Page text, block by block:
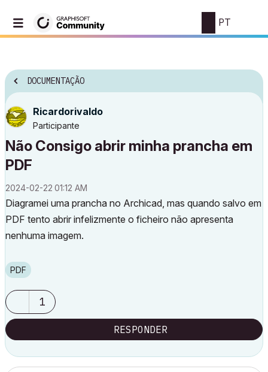
PT
DOCUMENTAÇÃO
Ricardorivaldo
Participante
Não Consigo abrir minha prancha em
PDF
‎2024-02-22 01:12 AM
Diagramei uma prancha no Archicad, mas quando salvo em
PDF tento abrir infelizmente o ficheiro não apresenta
nenhuma imagem.
PDF
1
RESPONDER